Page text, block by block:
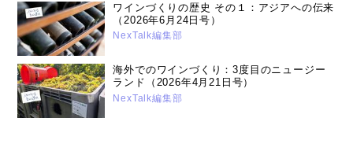
ワインづくりの歴史 その１：アジアへの伝来
（2026年6月24日号）
NexTalk編集部
海外でのワインづくり：3度目のニュージー
ランド（2026年4月21日号）
NexTalk編集部